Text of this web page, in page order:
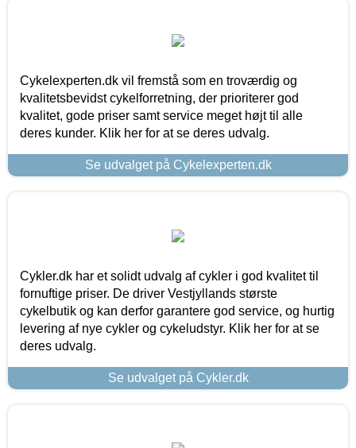
Cykelexperten.dk vil fremstå som en troværdig og
kvalitetsbevidst cykelforretning, der prioriterer god
kvalitet, gode priser samt service meget højt til alle
deres kunder. Klik her for at se deres udvalg.
Se udvalget på Cykelexperten.dk
Cykler.dk har et solidt udvalg af cykler i god kvalitet til
fornuftige priser. De driver Vestjyllands største
cykelbutik og kan derfor garantere god service, og hurtig
levering af nye cykler og cykeludstyr. Klik her for at se
deres udvalg.
Se udvalget på Cykler.dk